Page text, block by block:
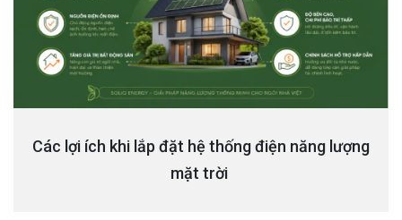
Các lợi ích khi lắp đặt hệ thống điện năng lượng
mặt trời